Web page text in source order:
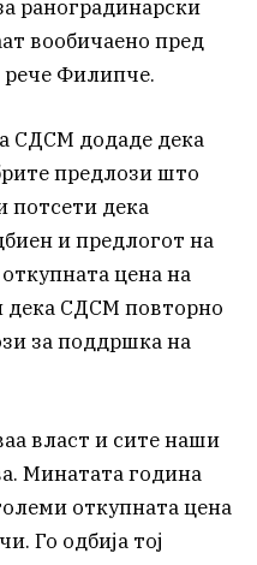
раноградинарски
вообичаено пред
рече Филипче.
СДСМ додаде дека
предлози што
потсети дека
и предлогот на
цена на
дека СДСМ повторно
за поддршка на
власт и сите наши
Минатата година
откупната цена
Го одбија тој